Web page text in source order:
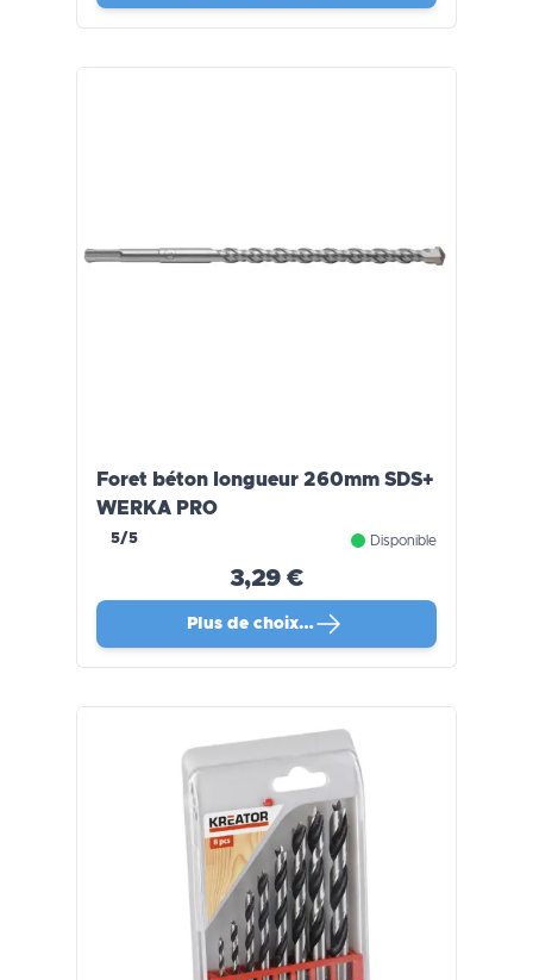
Foret béton longueur 260mm SDS+
WERKA PRO
5/5 Disponible
3,29 €
Plus de choix…